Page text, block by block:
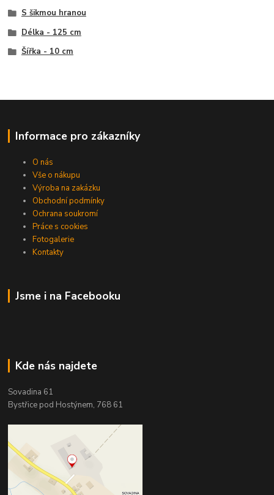
S šikmou hranou
Délka - 125 cm
Šířka - 10 cm
Informace pro zákazníky
O nás
Vše o nákupu
Výroba na zakázku
Obchodní podmínky
Ochrana soukromí
Práce s cookies
Fotogalerie
Kontakty
Jsme i na Facebooku
Kde nás najdete
Sovadina 61
Bystřice pod Hostýnem, 768 61